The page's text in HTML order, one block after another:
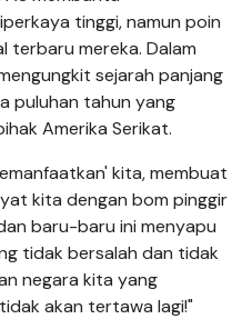
tinggi, namun poin
terbaru mereka. Dalam
sejarah panjang
puluhan tahun yang
Amerika Serikat.
kita, membuat
kita dengan bom pinggir
baru-baru ini menyapu
tidak bersalah dan tidak
negara kita yang
akan tertawa lagi!"